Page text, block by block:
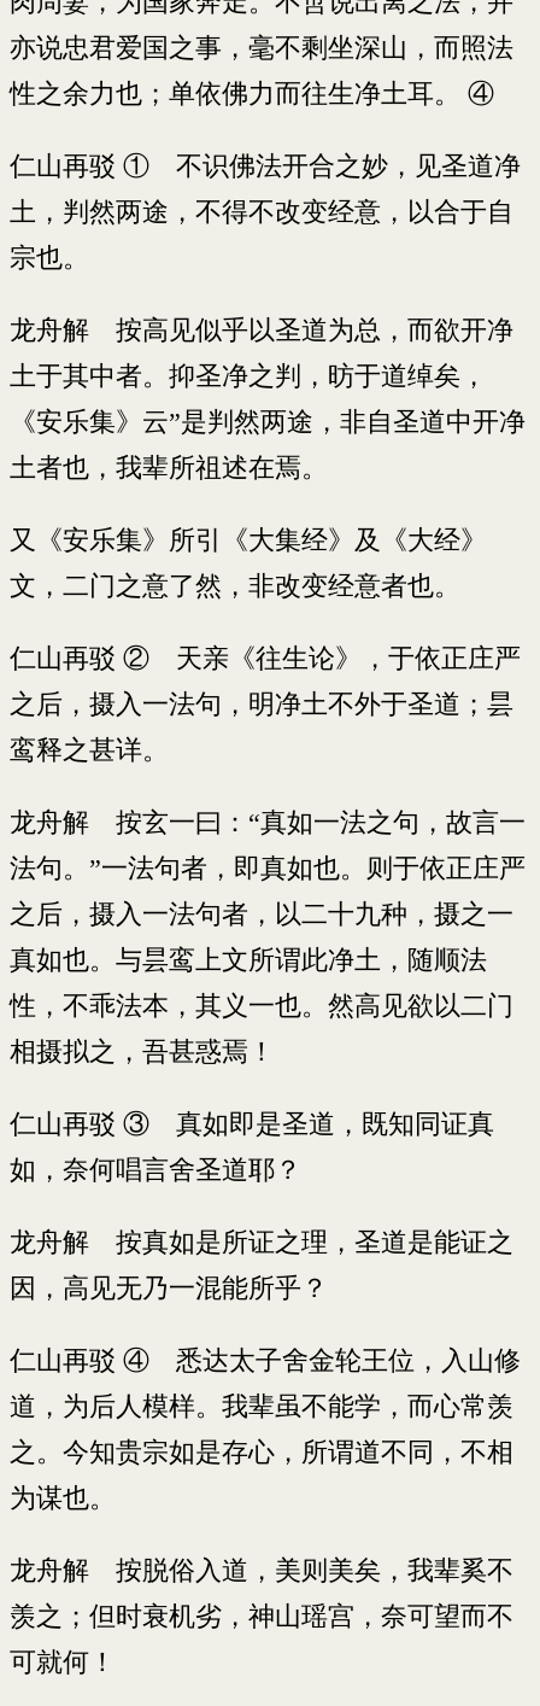
亦说忠君爱国之事，毫不剩坐深山，而照法
性之余力也；单依佛力而往生净土耳。 ④
仁山再驳 ① 不识佛法开合之妙，见圣道净
土，判然两途，不得不改变经意，以合于自
宗也。
龙舟解 按高见似乎以圣道为总，而欲开净
土于其中者。抑圣净之判，昉于道绰矣，
《安乐集》云”是判然两途，非自圣道中开净
土者也，我辈所祖述在焉。
又《安乐集》所引《大集经》及《大经》
文，二门之意了然，非改变经意者也。
仁山再驳 ② 天亲《往生论》，于依正庄严
之后，摄入一法句，明净土不外于圣道；昙
鸾释之甚详。
龙舟解 按玄一曰：“真如一法之句，故言一
法句。”一法句者，即真如也。则于依正庄严
之后，摄入一法句者，以二十九种，摄之一
真如也。与昙鸾上文所谓此净土，随顺法
性，不乖法本，其义一也。然高见欲以二门
相摄拟之，吾甚惑焉！
仁山再驳 ③ 真如即是圣道，既知同证真
如，奈何唱言舍圣道耶？
龙舟解 按真如是所证之理，圣道是能证之
因，高见无乃一混能所乎？
仁山再驳 ④ 悉达太子舍金轮王位，入山修
道，为后人模样。我辈虽不能学，而心常羡
之。今知贵宗如是存心，所谓道不同，不相
为谋也。
龙舟解 按脱俗入道，美则美矣，我辈奚不
羡之；但时衰机劣，神山瑶宫，奈可望而不
可就何！